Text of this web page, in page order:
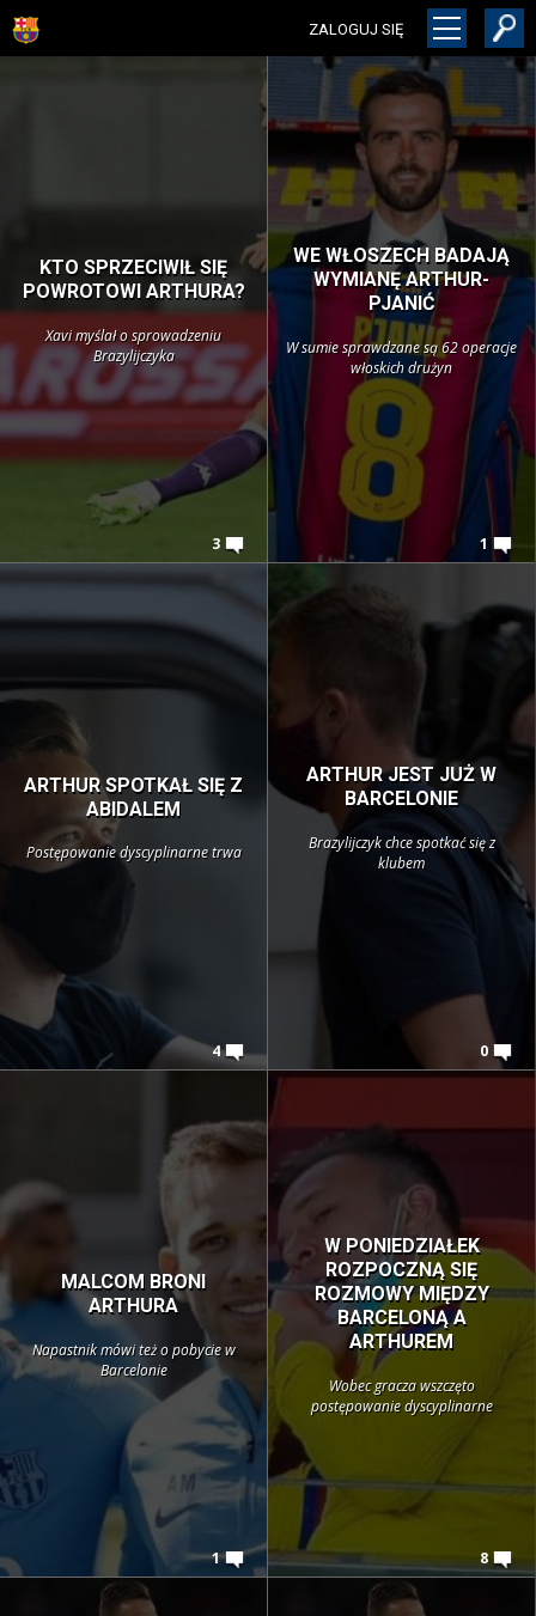
ZALOGUJ SIĘ
KTO SPRZECIWIŁ SIĘ
POWROTOWI ARTHURA?
Xavi myślał o sprowadzeniu
Brazylijczyka
3
WE WŁOSZECH BADAJĄ
WYMIANĘ ARTHUR-
PJANIĆ
W sumie sprawdzane są 62 operacje
włoskich drużyn
1
ARTHUR SPOTKAŁ SIĘ Z
ABIDALEM
Postępowanie dyscyplinarne trwa
4
ARTHUR JEST JUŻ W
BARCELONIE
Brazylijczyk chce spotkać się z
klubem
0
MALCOM BRONI
ARTHURA
Napastnik mówi też o pobycie w
Barcelonie
1
W PONIEDZIAŁEK
ROZPOCZNĄ SIĘ
ROZMOWY MIĘDZY
BARCELONĄ A
ARTHUREM
Wobec gracza wszczęto
postępowanie dyscyplinarne
8